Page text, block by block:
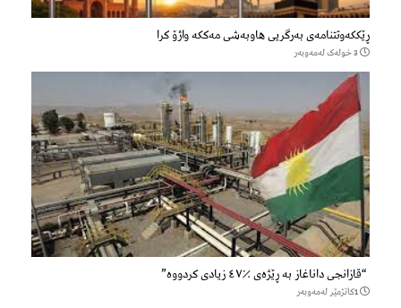
ڕێککەوتتنامەی بەرگریی هاوبەشی مەککە واژۆ کرا
3 خولەک لەمەوبەر
“قازانجی داناغاز بە ڕێژەی ٪٤٧ زیادی کردووە”
1كاتژمێر لەمەوبەر